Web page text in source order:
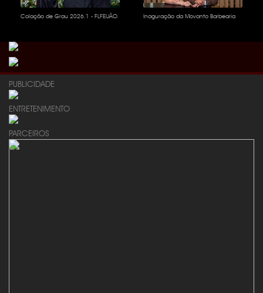
Colação de Grau 2026.1 - FLFEIJÃO. Inaguração da Movanto Barbearia
PUBLICIDADE
ENTRETENIMENTO
PARCEIROS